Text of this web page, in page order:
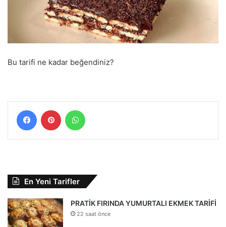
Bu tarifi ne kadar beğendiniz?
FacebookPinterest
En Yeni Tarifler
PRATİK FIRINDA YUMURTALI EKMEK TARİFİ
22 saat önce